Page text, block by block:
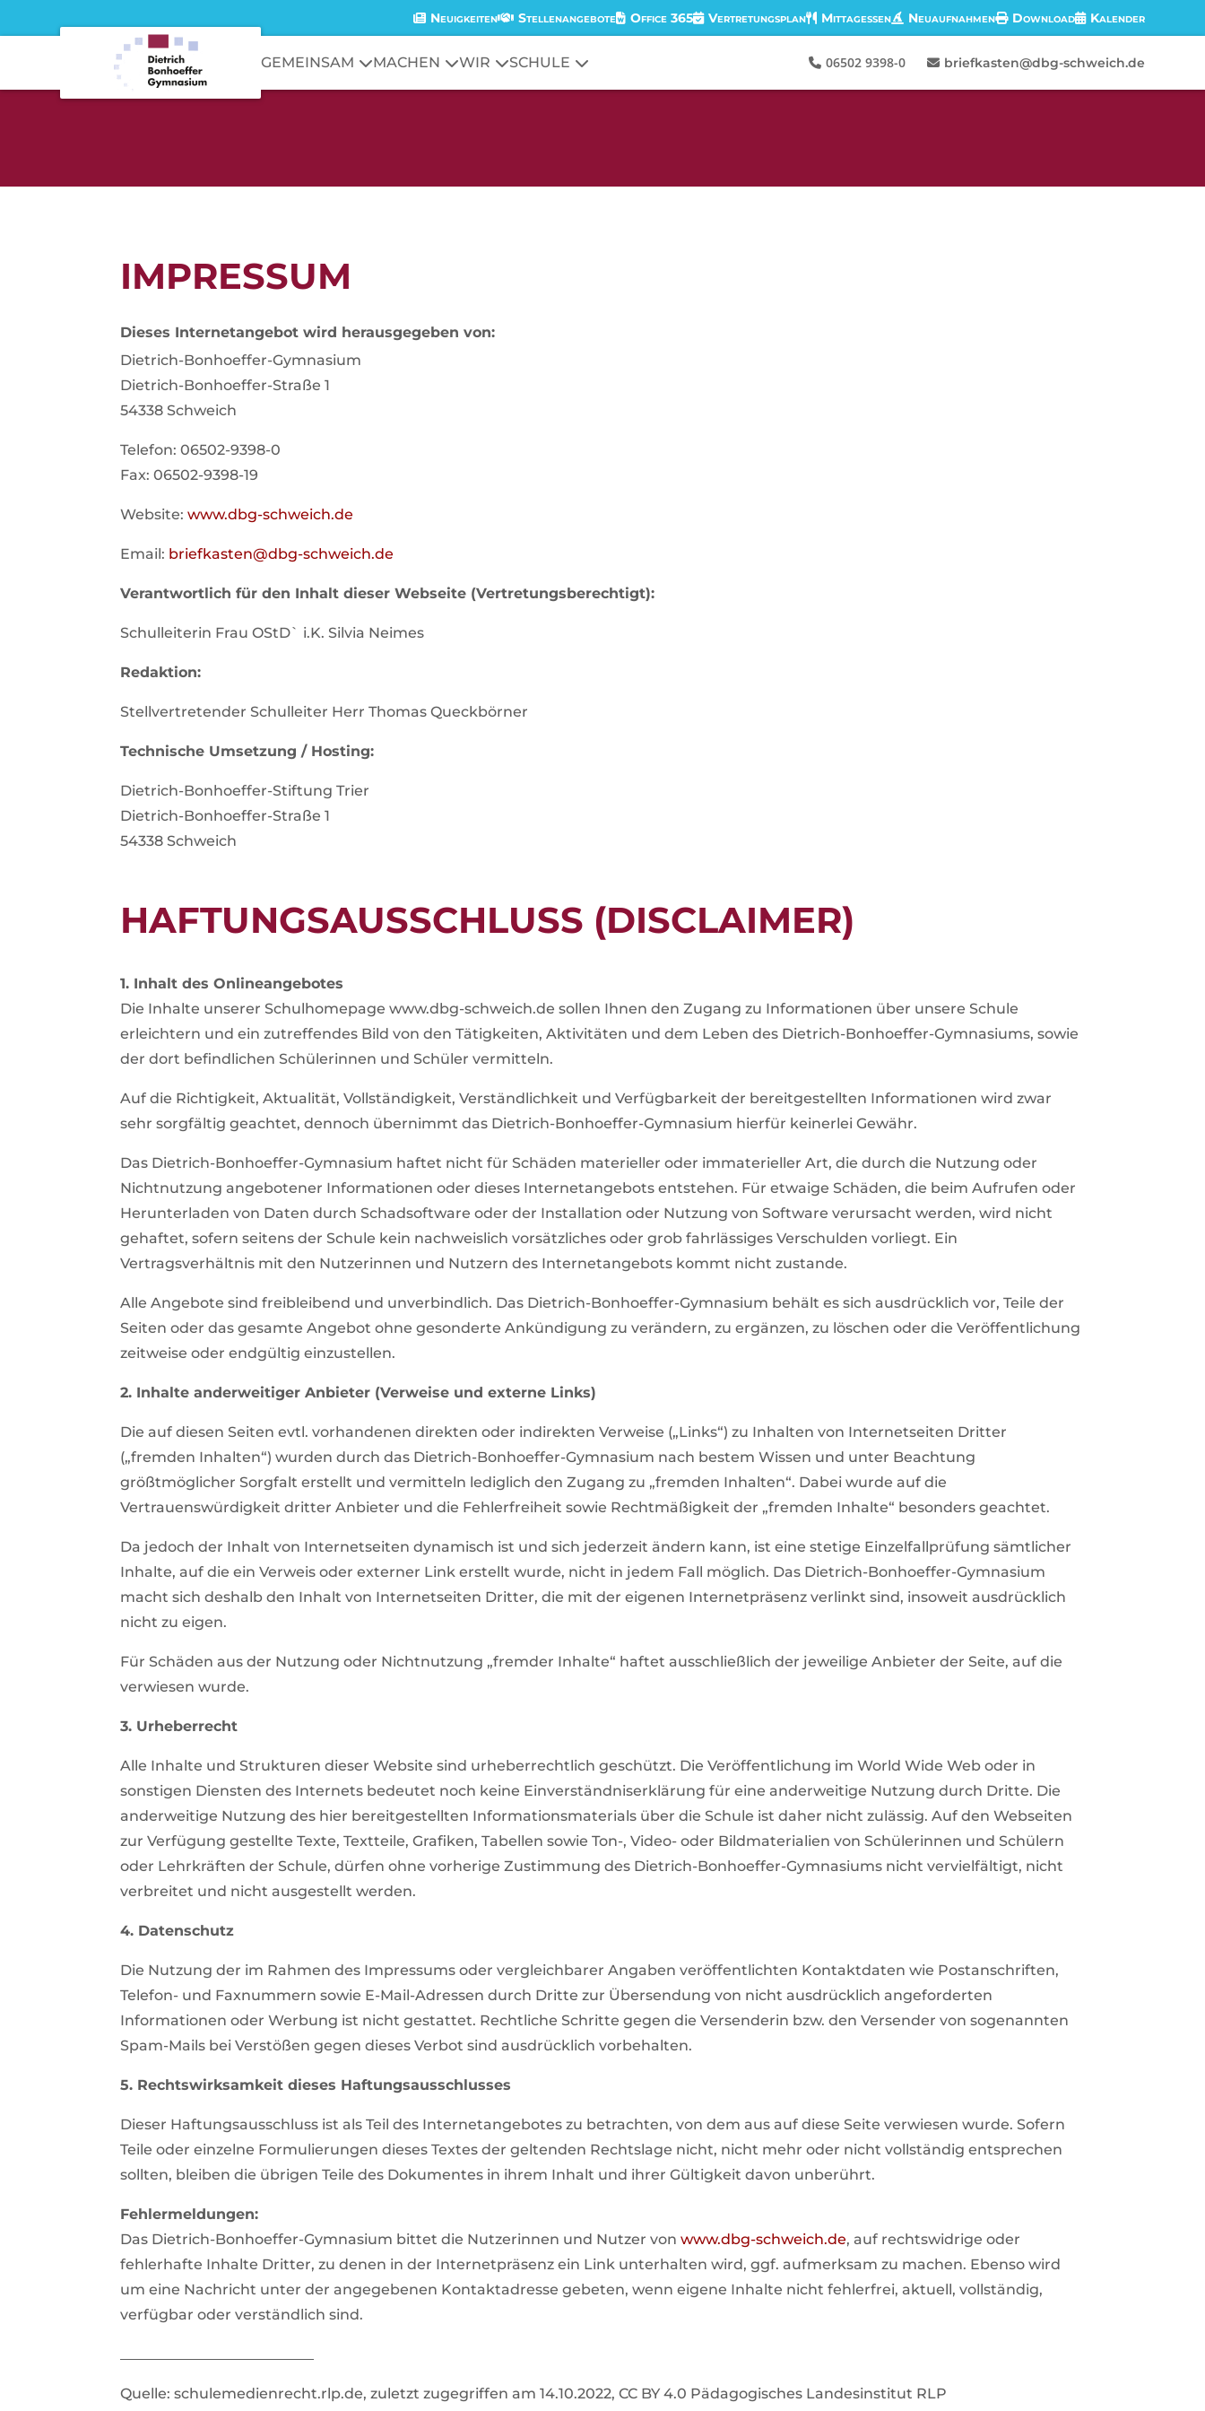
Neuigkeiten Stellenangebote Office 365 Vertretungsplan Mittagessen Neuaufnahmen Download Kalender
GEMEINSAM MACHEN WIR SCHULE 06502 9398-0 briefkasten@dbg-schweich.de
IMPRESSUM
Dieses Internetangebot wird herausgegeben von:
Dietrich-Bonhoeffer-Gymnasium
Dietrich-Bonhoeffer-Straße 1
54338 Schweich
Telefon: 06502-9398-0
Fax: 06502-9398-19
Website:www.dbg-schweich.de
Email: briefkasten@dbg-schweich.de
Verantwortlich für den Inhalt dieser Webseite (Vertretungsberechtigt):
Schulleiterin Frau OStD` i.K. Silvia Neimes
Redaktion:
Stellvertretender Schulleiter Herr Thomas Queckbörner
Technische Umsetzung / Hosting:
Dietrich-Bonhoeffer-Stiftung Trier
Dietrich-Bonhoeffer-Straße 1
54338 Schweich
HAFTUNGSAUSSCHLUSS (DISCLAIMER)
1. Inhalt des Onlineangebotes
Die Inhalte unserer Schulhomepage www.dbg-schweich.de sollen Ihnen den Zugang zu Informationen über unsere Schule
erleichtern und ein zutreffendes Bild von den Tätigkeiten, Aktivitäten und dem Leben des Dietrich-Bonhoeffer-Gymnasiums, sowie
der dort befindlichen Schülerinnen und Schüler vermitteln.
Auf die Richtigkeit, Aktualität, Vollständigkeit, Verständlichkeit und Verfügbarkeit der bereitgestellten Informationen wird zwar
sehr sorgfältig geachtet, dennoch übernimmt das Dietrich-Bonhoeffer-Gymnasium hierfür keinerlei Gewähr.
Das Dietrich-Bonhoeffer-Gymnasium haftet nicht für Schäden materieller oder immaterieller Art, die durch die Nutzung oder
Nichtnutzung angebotener Informationen oder dieses Internetangebots entstehen. Für etwaige Schäden, die beim Aufrufen oder
Herunterladen von Daten durch Schadsoftware oder der Installation oder Nutzung von Software verursacht werden, wird nicht
gehaftet, sofern seitens der Schule kein nachweislich vorsätzliches oder grob fahrlässiges Verschulden vorliegt. Ein
Vertragsverhältnis mit den Nutzerinnen und Nutzern des Internetangebots kommt nicht zustande.
Alle Angebote sind freibleibend und unverbindlich. Das Dietrich-Bonhoeffer-Gymnasium behält es sich ausdrücklich vor, Teile der
Seiten oder das gesamte Angebot ohne gesonderte Ankündigung zu verändern, zu ergänzen, zu löschen oder die Veröffentlichung
zeitweise oder endgültig einzustellen.
2. Inhalte anderweitiger Anbieter (Verweise und externe Links)
Die auf diesen Seiten evtl. vorhandenen direkten oder indirekten Verweise („Links“) zu Inhalten von Internetseiten Dritter
(„fremden Inhalten“) wurden durch das Dietrich-Bonhoeffer-Gymnasium nach bestem Wissen und unter Beachtung
größtmöglicher Sorgfalt erstellt und vermitteln lediglich den Zugang zu „fremden Inhalten“. Dabei wurde auf die
Vertrauenswürdigkeit dritter Anbieter und die Fehlerfreiheit sowie Rechtmäßigkeit der „fremden Inhalte“ besonders geachtet.
Da jedoch der Inhalt von Internetseiten dynamisch ist und sich jederzeit ändern kann, ist eine stetige Einzelfallprüfung sämtlicher
Inhalte, auf die ein Verweis oder externer Link erstellt wurde, nicht in jedem Fall möglich. Das Dietrich-Bonhoeffer-Gymnasium
macht sich deshalb den Inhalt von Internetseiten Dritter, die mit der eigenen Internetpräsenz verlinkt sind, insoweit ausdrücklich
nicht zu eigen.
Für Schäden aus der Nutzung oder Nichtnutzung „fremder Inhalte“ haftet ausschließlich der jeweilige Anbieter der Seite, auf die
verwiesen wurde.
3. Urheberrecht
Alle Inhalte und Strukturen dieser Website sind urheberrechtlich geschützt. Die Veröffentlichung im World Wide Web oder in
sonstigen Diensten des Internets bedeutet noch keine Einverständniserklärung für eine anderweitige Nutzung durch Dritte. Die
anderweitige Nutzung des hier bereitgestellten Informationsmaterials über die Schule ist daher nicht zulässig. Auf den Webseiten
zur Verfügung gestellte Texte, Textteile, Grafiken, Tabellen sowie Ton-, Video- oder Bildmaterialien von Schülerinnen und Schülern
oder Lehrkräften der Schule, dürfen ohne vorherige Zustimmung des Dietrich-Bonhoeffer-Gymnasiums nicht vervielfältigt, nicht
verbreitet und nicht ausgestellt werden.
4. Datenschutz
Die Nutzung der im Rahmen des Impressums oder vergleichbarer Angaben veröffentlichten Kontaktdaten wie Postanschriften,
Telefon- und Faxnummern sowie E-Mail-Adressen durch Dritte zur Übersendung von nicht ausdrücklich angeforderten
Informationen oder Werbung ist nicht gestattet. Rechtliche Schritte gegen die Versenderin bzw. den Versender von sogenannten
Spam-Mails bei Verstößen gegen dieses Verbot sind ausdrücklich vorbehalten.
5. Rechtswirksamkeit dieses Haftungsausschlusses
Dieser Haftungsausschluss ist als Teil des Internetangebotes zu betrachten, von dem aus auf diese Seite verwiesen wurde. Sofern
Teile oder einzelne Formulierungen dieses Textes der geltenden Rechtslage nicht, nicht mehr oder nicht vollständig entsprechen
sollten, bleiben die übrigen Teile des Dokumentes in ihrem Inhalt und ihrer Gültigkeit davon unberührt.
Fehlermeldungen:
Das Dietrich-Bonhoeffer-Gymnasium bittet die Nutzerinnen und Nutzer vonwww.dbg-schweich.de, auf rechtswidrige oder
fehlerhafte Inhalte Dritter, zu denen in der Internetpräsenz ein Link unterhalten wird, ggf. aufmerksam zu machen. Ebenso wird
um eine Nachricht unter der angegebenen Kontaktadresse gebeten, wenn eigene Inhalte nicht fehlerfrei, aktuell, vollständig,
verfügbar oder verständlich sind.
Quelle: schulemedienrecht.rlp.de, zuletzt zugegriffen am 14.10.2022, CC BY 4.0 Pädagogisches Landesinstitut RLP